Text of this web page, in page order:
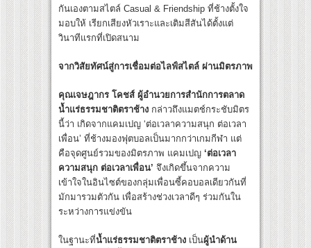
กันเองตามสไตล์ Casual & Friendship ที่ช้างตั้งใจ
มอบให้ เรียกเสียงหัวเราะและเติมสีสันได้ตั้งแต่
วินาทีแรกที่เปิดสนาม
จากวิสัยทัศน์สู่การเชื่อมต่อไลฟ์สไตล์ ผ่านมิตรภาพ
คุณเจษฎากร โคชส์ ผู้อำนวยการสำนักการตลาด
น้ำแร่ธรรมชาติตราช้าง กล่าวถึงแมตช์กระชับมิตร
นี้ว่า เกิดจากแคมเปญ ‘ต่อเวลาความสนุก ต่อเวลา
เพื่อน’ ที่ช้างมองฟุตบอลเป็นมากกว่าเกมกีฬา แต่
คือจุดศูนย์รวมของมิตรภาพ แคมเปญ ‘ต่อเวลา
ความสนุก ต่อเวลาเพื่อน’ จึงเกิดขึ้นจากความ
เข้าใจในอินไซต์ของกลุ่มเพื่อนซี้คอบอลเดียวกันที่
มักมารวมตัวกัน เพื่อสร้างช่วงเวลาดีๆ ร่วมกันใน
ระหว่างการแข่งขัน
ในฐานะที่น้ำแร่ธรรมชาติตราช้าง เป็นผู้นำด้าน